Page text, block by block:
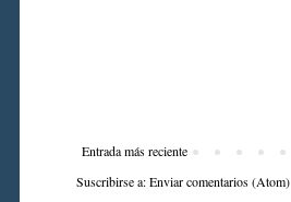
Entrada más reciente
Suscribirse a:Enviar comentarios (Atom)